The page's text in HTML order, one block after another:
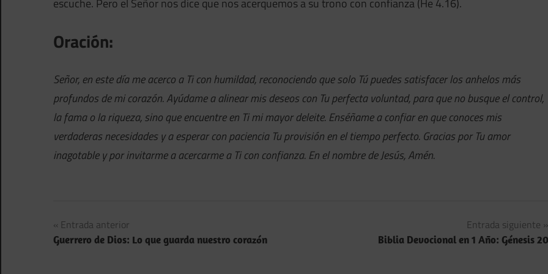
Oración:
Señor, en este día me acerco a Ti con humildad, reconociendo que solo Tú puedes satisfacer los anhelos más
profundos de mi corazón. Ayúdame a alinear mis deseos con Tu perfecta voluntad, para que no busque el control,
la fama o la riqueza, sino que encuentre en Ti mi mayor deleite. Enséñame a confiar en que conoces mis
verdaderas necesidades y a esperar con paciencia Tu provisión en el tiempo perfecto. Gracias por Tu amor
inagotable y por invitarme a acercarme a Ti con confianza. En el nombre de Jesús, Amén.
Navegación
de
Entrada anterior
Guerrero de Dios: Lo que guarda nuestro corazón
Entrada siguiente
Biblia Devocional en 1 Año: Génesis 20